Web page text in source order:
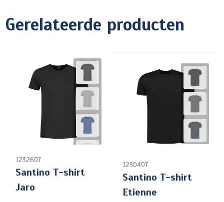
Gerelateerde producten
1232607
Santino T-shirt
Jaro
1230407
Santino T-shirt
Etienne